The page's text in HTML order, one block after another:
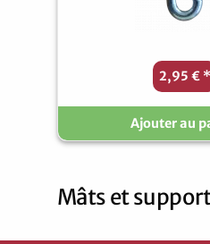
2,95 € *
Ajouter au
Mâts et